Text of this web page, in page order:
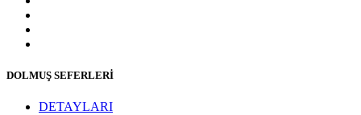
DOLMUŞ SEFERLERİ
DETAYLARI